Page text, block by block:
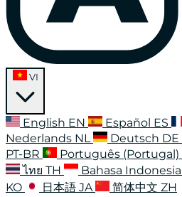
English EN Español ES
Nederlands NL Deutsch DE
PT-BR
Português (Portugal)
ไทย TH Bahasa Indonesia
KO
日本語 JA 简体中文 ZH